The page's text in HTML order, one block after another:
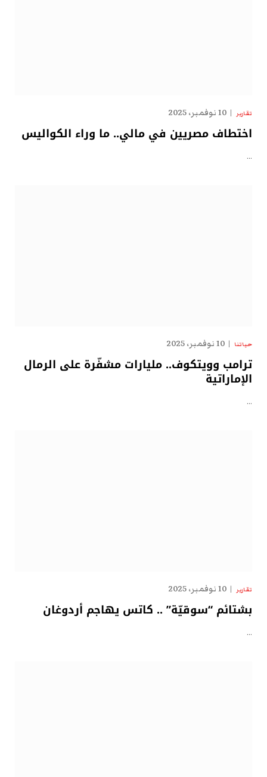
تقارير 10 نوفمبر، 2025
اختطاف مصريين في مالي.. ما وراء الكواليس
…
حياتنا 10 نوفمبر، 2025
ترامب وويتكوف.. مليارات مشفّرة على الرمال
الإماراتية
…
تقارير 10 نوفمبر، 2025
بشتائم “سوقيّة” .. كاتس يهاجم أردوغان
…